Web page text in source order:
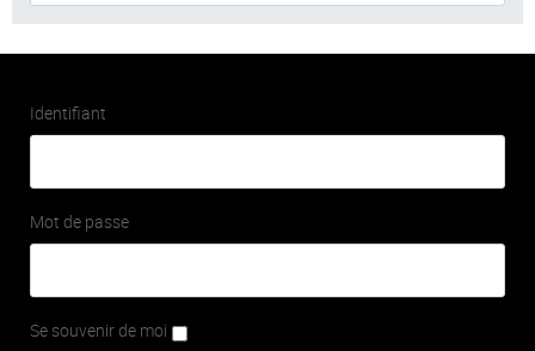
Identifiant
Mot de passe
Se souvenir de moi